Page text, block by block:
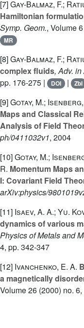
[7]Gay-Balmaz, F.;
Hamiltonian
Symp. Geom., Volume 6
MR
[8]Gay-Balmaz, F.;
complex fluids, Adv.
pp. 176-275 |
DOI | Zbl
[9]Gotay, M.;
Maps and Classical
Analysis of Field
ph/0411032v1, 2004
[10]Gotay, M.;
R. Momentum Maps
I: Covariant Field
arXiv:physics/
[11] Isaev, A. A.; Yu.
dynamics of various
Physics of Metals and
4, pp. 342-347
[12] Ivanchenko, E. A.
a magnetically
Volume 26 (2000) no.